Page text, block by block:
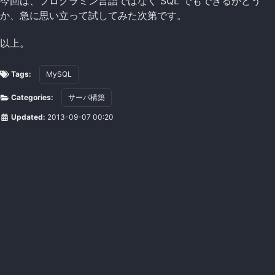
か、急に思い立って試してみた次第です。
以上。
Tags: MySQL
Categories: サーバ構築
Updated: 2013-09-07 00:20